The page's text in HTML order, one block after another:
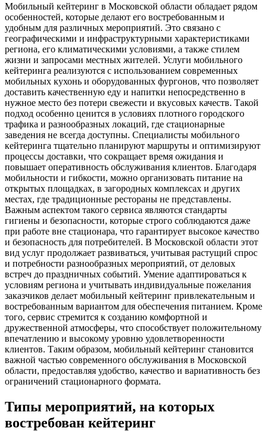
Мобильный кейтеринг в Московской области обладает рядом
особенностей, которые делают его востребованным и
удобным для различных мероприятий. Это связано с
географическими и инфраструктурными характеристиками
региона, его климатическими условиями, а также стилем
жизни и запросами местных жителей. Услуги мобильного
кейтеринга реализуются с использованием современных
мобильных кухонь и оборудованных фургонов, что позволяет
доставить качественную еду и напитки непосредственно в
нужное место без потери свежести и вкусовых качеств. Такой
подход особенно ценится в условиях плотного городского
трафика и разнообразных локаций, где стационарные
заведения не всегда доступны. Специалисты мобильного
кейтеринга тщательно планируют маршруты и оптимизируют
процессы доставки, что сокращает время ожидания и
повышает оперативность обслуживания клиентов. Благодаря
мобильности и гибкости, можно организовать питание на
открытых площадках, в загородных комплексах и других
местах, где традиционные рестораны не представлены.
Важным аспектом такого сервиса являются стандарты
гигиены и безопасности, которые строго соблюдаются даже
при работе вне стационара, что гарантирует высокое качество
и безопасность для потребителей. В Московской области этот
вид услуг продолжает развиваться, учитывая растущий спрос
и потребности разнообразных мероприятий, от деловых
встреч до праздничных событий. Умение адаптироваться к
условиям региона и учитывать индивидуальные пожелания
заказчиков делает мобильный кейтеринг привлекательным и
востребованным вариантом для обеспечения питанием. Кроме
того, сервис стремится к созданию комфортной и
дружественной атмосферы, что способствует положительному
впечатлению и высокому уровню удовлетворенности
клиентов. Таким образом, мобильный кейтеринг становится
важной частью современного обслуживания в Московской
области, предоставляя удобство, качество и вариативность без
ограничений стационарного формата.
Типы мероприятий, на которых
востребован кейтеринг